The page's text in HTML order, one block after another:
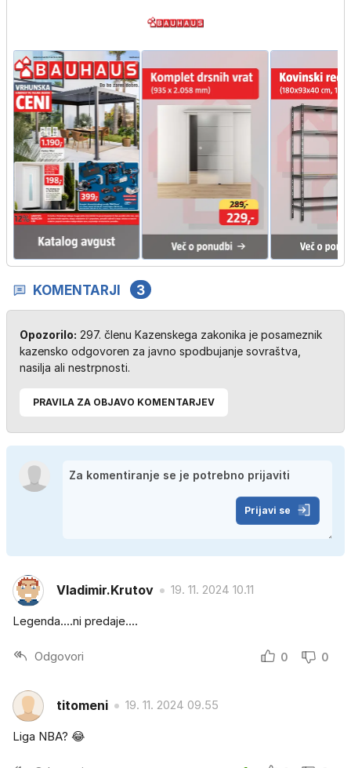
KOMENTARJI 3
Opozorilo: 297. členu Kazenskega zakonika je posameznik
kazensko odgovoren za javno spodbujanje sovraštva,
nasilja ali nestrpnosti.
PRAVILA ZA OBJAVO KOMENTARJEV
Prijavi se
Vladimir.Krutov 19. 11. 2024 10.11
Legenda....ni predaje....
Odgovori 0 0
titomeni 19. 11. 2024 09.55
Liga NBA? 😂